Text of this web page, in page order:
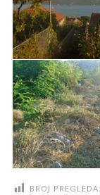
BROJ PREGLEDA: